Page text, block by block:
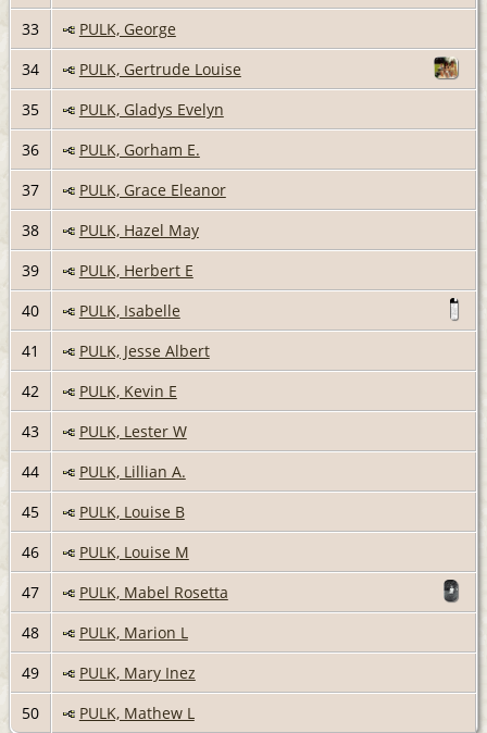
33
PULK, George
34
PULK, Gertrude Louise
35
PULK, Gladys Evelyn
36
PULK, Gorham E.
37
PULK, Grace Eleanor
38
PULK, Hazel May
39
PULK, Herbert E
40
PULK, Isabelle
41
PULK, Jesse Albert
42
PULK, Kevin E
43
PULK, Lester W
44
PULK, Lillian A.
45
PULK, Louise B
46
PULK, Louise M
47
PULK, Mabel Rosetta
48
PULK, Marion L
49
PULK, Mary Inez
50
PULK, Mathew L